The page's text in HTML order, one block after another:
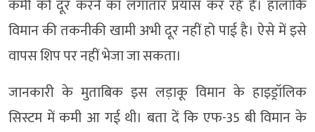
कमी को दूर करने का लगातार प्रयास कर रहे हैं। हालांकि
विमान की तकनीकी खामी अभी दूर नहीं हो पाई है। ऐसे में इसे
वापस शिप पर नहीं भेजा जा सकता।
जानकारी के मुताबिक इस लड़ाकू विमान के हाइड्रॉलिक
सिस्टम में कमी आ गई थी। बता दें कि एफ-35 बी विमान के